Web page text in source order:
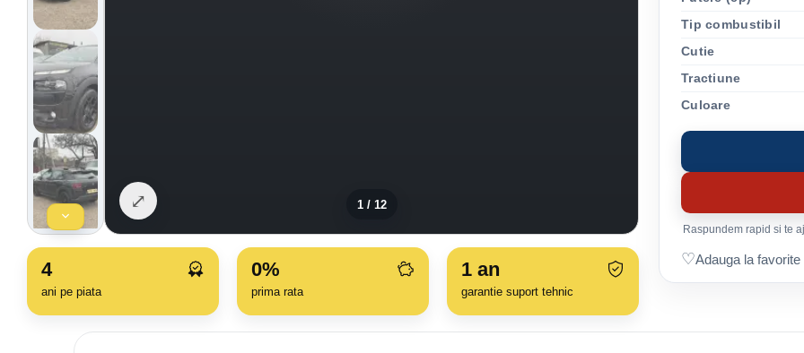
1/ 12
⤢
4
ani pe piata
0%
prima rata
1 an
garantie suport tehnic
Tip combustibil
Cutie
Tractiune
Culoare
Raspundem rapid si te
♡Adauga la favorite